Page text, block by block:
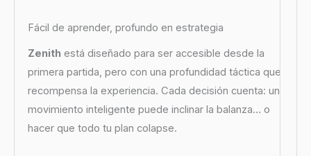
Fácil de aprender, profundo en estrategia
Zenith está diseñado para ser accesible desde la
primera partida, pero con una profundidad táctica que
recompensa la experiencia. Cada decisión cuenta: un
movimiento inteligente puede inclinar la balanza… o
hacer que todo tu plan colapse.